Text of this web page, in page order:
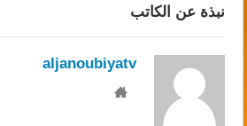
نبذة عن الكاتب
aljanoubiyatv